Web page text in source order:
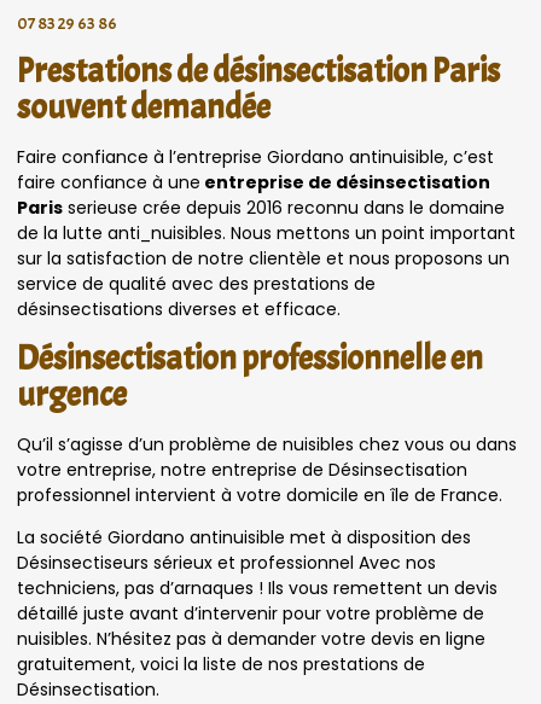
07 83 29 63 86
Prestations de désinsectisation Paris
souvent demandée
Faire confiance à l’entreprise Giordano antinuisible, c’est
faire confiance à une entreprise de désinsectisation
Paris serieuse crée depuis 2016 reconnu dans le domaine
de la lutte anti_nuisibles. Nous mettons un point important
sur la satisfaction de notre clientèle et nous proposons un
service de qualité avec des prestations de
désinsectisations diverses et efficace.
Désinsectisation professionnelle en
urgence
Qu’il s’agisse d’un problème de nuisibles chez vous ou dans
votre entreprise, notre entreprise de Désinsectisation
professionnel intervient à votre domicile en île de France.
La société Giordano antinuisible met à disposition des
Désinsectiseurs sérieux et professionnel Avec nos
techniciens, pas d’arnaques ! Ils vous remettent un devis
détaillé juste avant d’intervenir pour votre problème de
nuisibles. N’hésitez pas à demander votre devis en ligne
gratuitement, voici la liste de nos prestations de
Désinsectisation.